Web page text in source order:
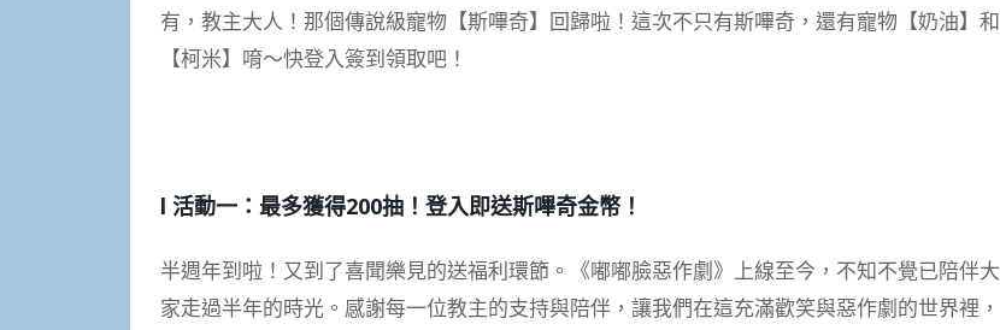
有，教主大人！那個傳說級寵物【斯嗶奇】回歸啦！這次不只有斯嗶奇，還有寵物【奶油】和
【柯米】唷～快登入簽到領取吧！
l 活動一：最多獲得200抽！登入即送斯嗶奇金幣！
半週年到啦！又到了喜聞樂見的送福利環節。《嘟嘟臉惡作劇》上線至今，不知不覺已陪伴大
家走過半年的時光。感謝每一位教主的支持與陪伴，讓我們在這充滿歡笑與惡作劇的世界裡，